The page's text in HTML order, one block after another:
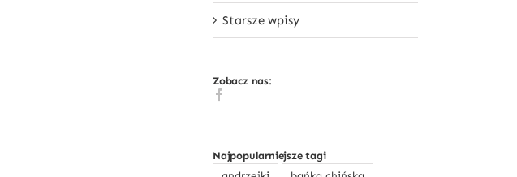
Starsze wpisy
Zobacz nas:
Najpopularniejsze tagi